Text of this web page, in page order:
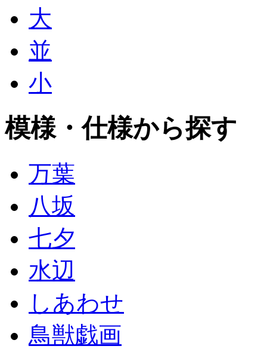
大
並
小
模様・仕様から探す
万葉
八坂
七夕
水辺
しあわせ
鳥獣戯画